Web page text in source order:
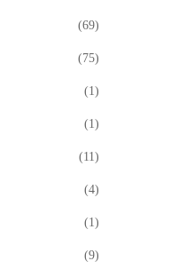
(69)
(75)
(1)
(1)
(11)
(4)
(1)
(9)